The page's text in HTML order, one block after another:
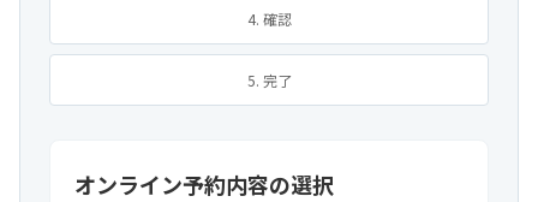
4. 確認
5. 完了
オンライン予約内容の選択